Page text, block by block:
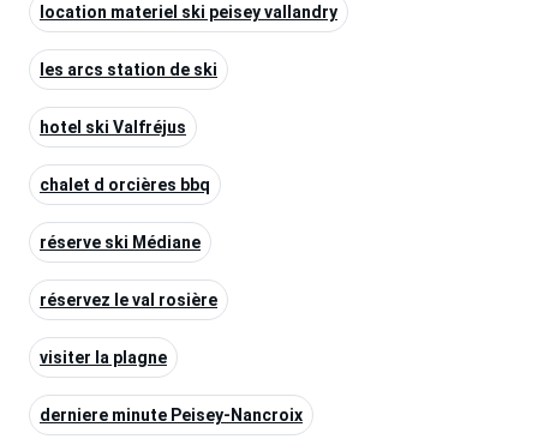
location materiel ski peisey vallandry
les arcs station de ski
hotel ski Valfréjus
chalet d orcières bbq
réserve ski Médiane
réservez le val rosière
visiter la plagne
derniere minute Peisey-Nancroix